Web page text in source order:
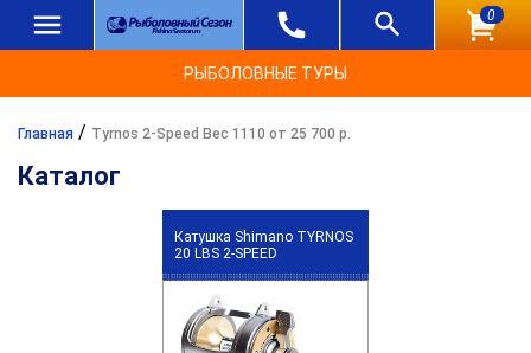
0
РЫБОЛОВНЫЕ ТУРЫ
Главная / Tyrnos 2-Speed Вес 1110 от 25 700 р.
Каталог
Катушка Shimano TYRNOS
20 LBS 2-SPEED